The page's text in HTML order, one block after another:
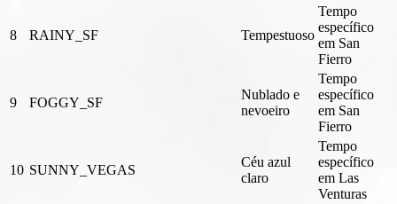
8 RAINY_SF Tempestuoso
Tempo
específico
em San
Fierro
9 FOGGY_SF
Nublado e
nevoeiro
Tempo
específico
em San
Fierro
10 SUNNY_VEGAS
Céu azul
claro
Tempo
específico
em Las
Venturas